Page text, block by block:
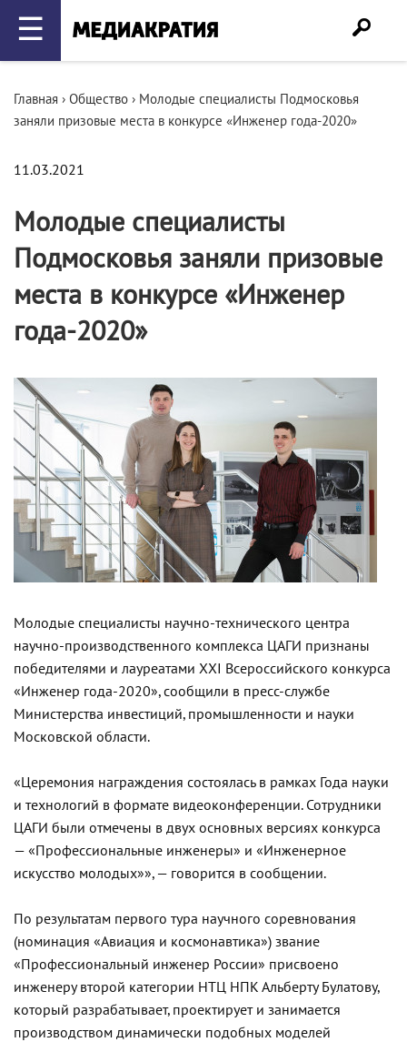
☰
Главная › Общество › Молодые специалисты Подмосковья
заняли призовые места в конкурсе «Инженер года-2020»
11.03.2021
Молодые специалисты
Подмосковья заняли призовые
места в конкурсе «Инженер
года-2020»
Молодые специалисты научно-технического центра
научно-производственного комплекса ЦАГИ признаны
победителями и лауреатами XХI Всероссийского конкурса
«Инженер года-2020», сообщили в пресс-службе
Министерства инвестиций, промышленности и науки
Московской области.
«Церемония награждения состоялась в рамках Года науки
и технологий в формате видеоконференции. Сотрудники
ЦАГИ были отмечены в двух основных версиях конкурса
— «Профессиональные инженеры» и «Инженерное
искусство молодых»», — говорится в сообщении.
По результатам первого тура научного соревнования
(номинация «Авиация и космонавтика») звание
«Профессиональный инженер России» присвоено
инженеру второй категории НТЦ НПК Альберту Булатову,
который разрабатывает, проектирует и занимается
производством динамически подобных моделей